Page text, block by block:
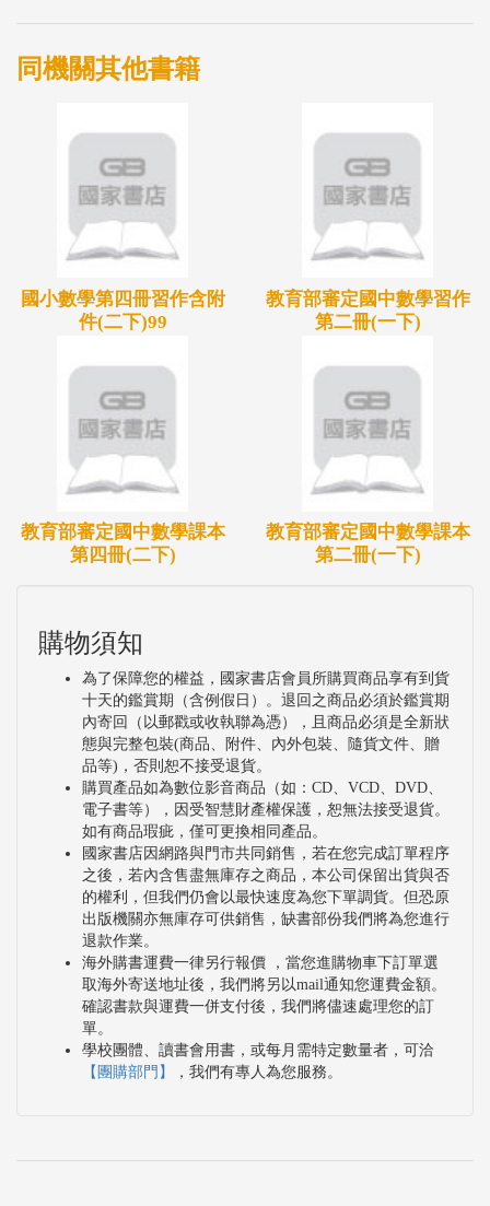
同機關其他書籍
國小數學第四冊習作含附
件(二下)99
教育部審定國中數學習作
第二冊(一下)
教育部審定國中數學課本
第四冊(二下)
教育部審定國中數學課本
第二冊(一下)
購物須知
為了保障您的權益，國家書店會員所購買商品享有到貨
十天的鑑賞期（含例假日）。退回之商品必須於鑑賞期
內寄回（以郵戳或收執聯為憑），且商品必須是全新狀
態與完整包裝(商品、附件、內外包裝、隨貨文件、贈
品等)，否則恕不接受退貨。
購買產品如為數位影音商品（如：CD、VCD、DVD、
電子書等），因受智慧財產權保護，恕無法接受退貨。
如有商品瑕疵，僅可更換相同產品。
國家書店因網路與門市共同銷售，若在您完成訂單程序
之後，若內含售盡無庫存之商品，本公司保留出貨與否
的權利，但我們仍會以最快速度為您下單調貨。但恐原
出版機關亦無庫存可供銷售，缺書部份我們將為您進行
退款作業。
海外購書運費一律另行報價 ，當您進購物車下訂單選
取海外寄送地址後，我們將另以mail通知您運費金額。
確認書款與運費一併支付後，我們將儘速處理您的訂
單。
學校團體、讀書會用書，或每月需特定數量者，可洽
【團購部門】
，我們有專人為您服務。